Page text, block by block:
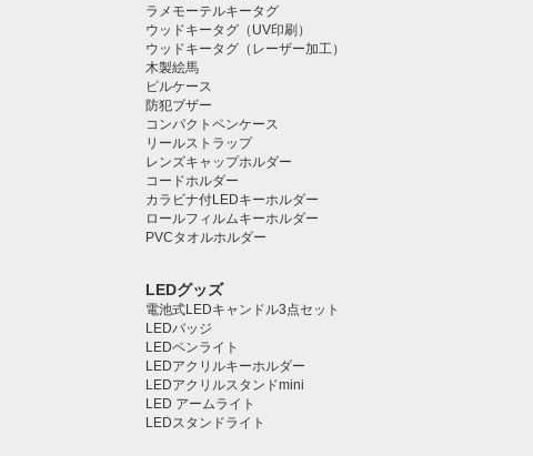
ラメモーテルキータグ
ウッドキータグ（UV印刷）
ウッドキータグ（レーザー加工）
木製絵馬
ピルケース
防犯ブザー
コンパクトペンケース
リールストラップ
レンズキャップホルダー
コードホルダー
カラビナ付LEDキーホルダー
ロールフィルムキーホルダー
PVCタオルホルダー
LEDグッズ
電池式LEDキャンドル3点セット
LEDバッジ
LEDペンライト️
LEDアクリルキーホルダー
LEDアクリルスタンドmini
LED アームライト
LEDスタンドライト